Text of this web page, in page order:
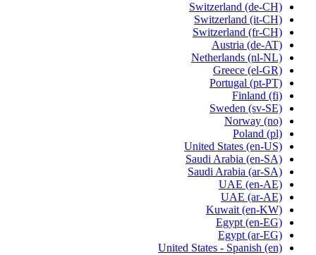
Switzerland (de-CH)
Switzerland (it-CH)
Switzerland (fr-CH)
Austria (de-AT)
Netherlands (nl-NL)
Greece (el-GR)
Portugal (pt-PT)
Finland (fi)
Sweden (sv-SE)
Norway (no)
Poland (pl)
United States (en-US)
Saudi Arabia (en-SA)
Saudi Arabia (ar-SA)
UAE (en-AE)
UAE (ar-AE)
Kuwait (en-KW)
Egypt (en-EG)
Egypt (ar-EG)
United States - Spanish (en)